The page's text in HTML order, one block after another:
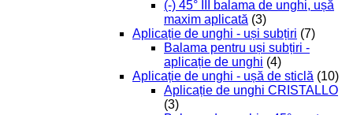
(-) 45° III balama de unghi, ușă
maxim aplicată (3)
Aplicație de unghi - uși subțiri (7)
Balama pentru uși subțiri -
aplicație de unghi (4)
Aplicație de unghi - ușă de sticlă (10)
Aplicație de unghi CRISTALLO
(3)